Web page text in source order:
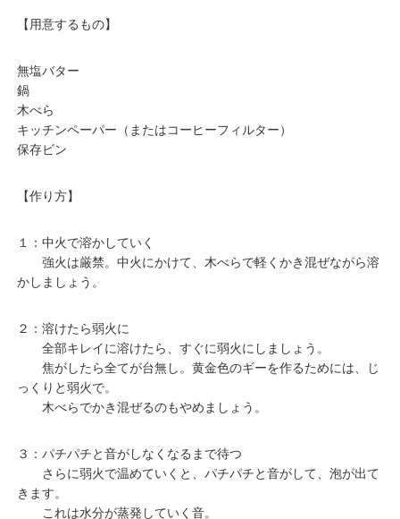
【用意するもの】
無塩バター
鍋
木べら
キッチンペーパー（またはコーヒーフィルター）
保存ビン
【作り方】
１：中火で溶かしていく
強火は厳禁。中火にかけて、木べらで軽くかき混ぜながら溶
かしましょう。
２：溶けたら弱火に
全部キレイに溶けたら、すぐに弱火にしましょう。
焦がしたら全てが台無し。黄金色のギーを作るためには、じ
っくりと弱火で。
木べらでかき混ぜるのもやめましょう。
３：パチパチと音がしなくなるまで待つ
さらに弱火で温めていくと、パチパチと音がして、泡が出て
きます。
これは水分が蒸発していく音。